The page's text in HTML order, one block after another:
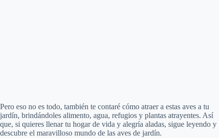
Pero eso no es todo, también te contaré cómo atraer a estas aves a tu
jardín, brindándoles alimento, agua, refugios y plantas atrayentes. Así
que, si quieres llenar tu hogar de vida y alegría aladas, sigue leyendo y
descubre el maravilloso mundo de las aves de jardín.